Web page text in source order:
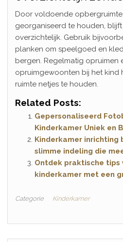
Door voldoende
georganiseerd te houden,
overzichtelijk. Gebruik
planken om speelgoed en
bergen. Regelmatig opruimen
opruimgewoonten bij het kind
ruimte netjes te houden.
Related Posts:
Gepersonaliseerd
Kinderkamer Uniek en
Kinderkamer inrichting
slimme indeling die
Ontdek praktische tips
kinderkamer met een
Categorie Kinderkamer